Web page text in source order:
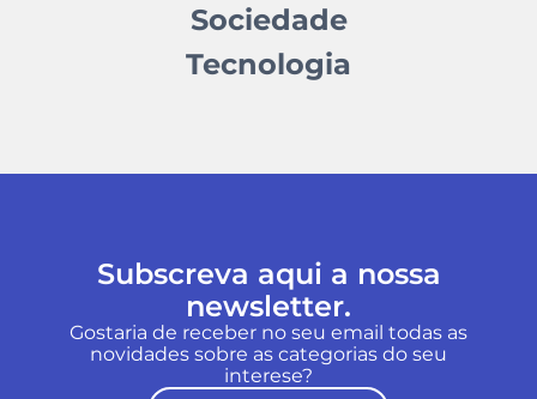
Sociedade
Tecnologia
Subscreva aqui a nossa
newsletter.
Gostaria de receber no seu email todas as
novidades sobre as categorias do seu
interese?